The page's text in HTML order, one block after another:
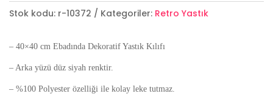
Stok kodu: r-10372 Kategoriler: Retro Yastık
– 40×40 cm Ebadında Dekoratif Yastık Kılıfı
– Arka yüzü düz siyah renktir.
– %100 Polyester özelliği ile kolay leke tutmaz.